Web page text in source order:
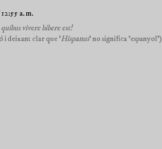
a. m.
vivere bibere est!
i deixant clar que 'Hispanus' no significa 'espanyol')